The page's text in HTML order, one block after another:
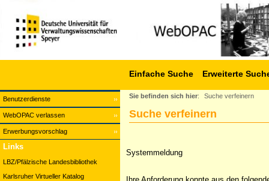
Benutzerdienste
WebOPAC verlassen
Erwerbungsvorschlag
Einfache Suche Erweiterte
Links
LBZ/Pfälzische Landesbibliothek
Karlsruher Virtueller Katalog
Sie befinden sich hier: Suche verfeinern
Suche verfeinern
Systemmeldung